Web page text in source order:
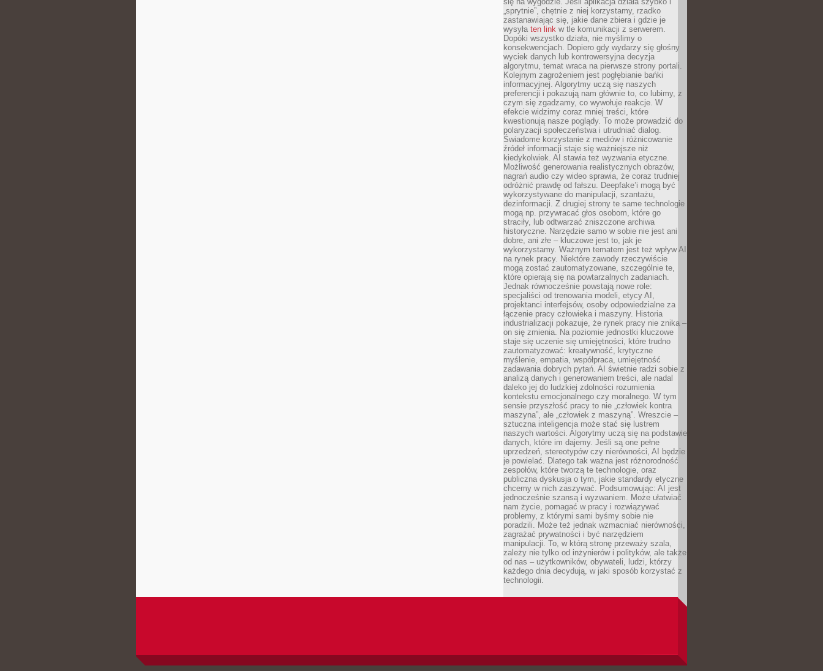
„sprytnie”, chętnie z niej korzystamy, rzadko
zastanawiając się, jakie dane zbiera i gdzie je
wysyła ten link w tle komunikacji z serwerem.
Dopóki wszystko działa, nie myślimy o
konsekwencjach. Dopiero gdy wydarzy się głośny
wyciek danych lub kontrowersyjna decyzja
algorytmu, temat wraca na pierwsze strony portali.
Kolejnym zagrożeniem jest pogłębianie bańki
informacyjnej. Algorytmy uczą się naszych
preferencji i pokazują nam głównie to, co lubimy, z
czym się zgadzamy, co wywołuje reakcje. W
efekcie widzimy coraz mniej treści, które
kwestionują nasze poglądy. To może prowadzić do
polaryzacji społeczeństwa i utrudniać dialog.
Świadome korzystanie z mediów i różnicowanie
źródeł informacji staje się ważniejsze niż
kiedykolwiek. AI stawia też wyzwania etyczne.
Możliwość generowania realistycznych obrazów,
nagrań audio czy wideo sprawia, że coraz trudniej
odróżnić prawdę od fałszu. Deepfake’i mogą być
wykorzystywane do manipulacji, szantażu,
dezinformacji. Z drugiej strony te same technologie
mogą np. przywracać głos osobom, które go
straciły, lub odtwarzać zniszczone archiwa
historyczne. Narzędzie samo w sobie nie jest ani
dobre, ani złe – kluczowe jest to, jak je
wykorzystamy. Ważnym tematem jest też wpływ AI
na rynek pracy. Niektóre zawody rzeczywiście
mogą zostać zautomatyzowane, szczególnie te,
które opierają się na powtarzalnych zadaniach.
Jednak równocześnie powstają nowe role:
specjaliści od trenowania modeli, etycy AI,
projektanci interfejsów, osoby odpowiedzialne za
łączenie pracy człowieka i maszyny. Historia
industrializacji pokazuje, że rynek pracy nie znika –
on się zmienia. Na poziomie jednostki kluczowe
staje się uczenie się umiejętności, które trudno
zautomatyzować: kreatywność, krytyczne
myślenie, empatia, współpraca, umiejętność
zadawania dobrych pytań. AI świetnie radzi sobie z
analizą danych i generowaniem treści, ale nadal
daleko jej do ludzkiej zdolności rozumienia
kontekstu emocjonalnego czy moralnego. W tym
sensie przyszłość pracy to nie „człowiek kontra
maszyna”, ale „człowiek z maszyną”. Wreszcie –
sztuczna inteligencja może stać się lustrem
naszych wartości. Algorytmy uczą się na podstawie
danych, które im dajemy. Jeśli są one pełne
uprzedzeń, stereotypów czy nierówności, AI będzie
je powielać. Dlatego tak ważna jest różnorodność
zespołów, które tworzą te technologie, oraz
publiczna dyskusja o tym, jakie standardy etyczne
chcemy w nich zaszywać. Podsumowując: AI jest
jednocześnie szansą i wyzwaniem. Może ułatwiać
nam życie, pomagać w pracy i rozwiązywać
problemy, z którymi sami byśmy sobie nie
poradzili. Może też jednak wzmacniać nierówności,
zagrażać prywatności i być narzędziem
manipulacji. To, w którą stronę przeważy szala,
zależy nie tylko od inżynierów i polityków, ale także
od nas – użytkowników, obywateli, ludzi, którzy
każdego dnia decydują, w jaki sposób korzystać z
technologii.